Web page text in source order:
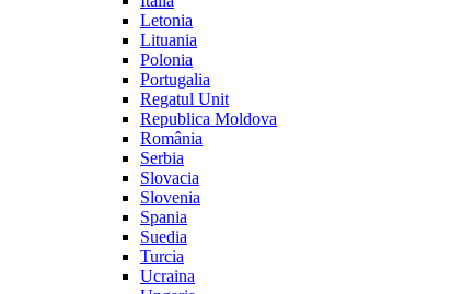
Letonia
Lituania
Polonia
Portugalia
Regatul Unit
Republica Moldova
România
Serbia
Slovacia
Slovenia
Spania
Suedia
Turcia
Ucraina